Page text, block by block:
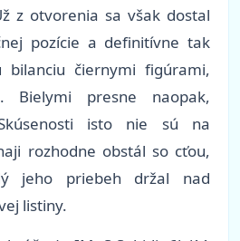
z otvorenia sa však dostal
pozície a definitívne tak
bilanciu čiernymi figúrami,
Bielymi presne naopak,
isto nie sú na
rozhodne obstál so cťou,
jeho priebeh držal nad
listiny.